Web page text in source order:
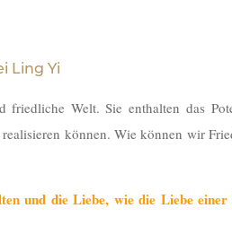
Ling Yi
friedliche Welt. Sieenthalten das
können. Wie können wir
und die Liebe, wie die Liebe